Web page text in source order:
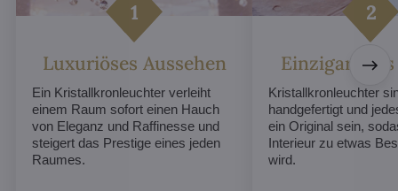
Luxuriöses Aussehen
Ein Kristallkronleuchter verleiht
einem Raum sofort einen Hauch
von Eleganz und Raffinesse und
steigert das Prestige eines jeden
Raumes.
Kristallkronleuchter
handgefertigt und
ein Original sein,
Interieur zu etwas
wird.